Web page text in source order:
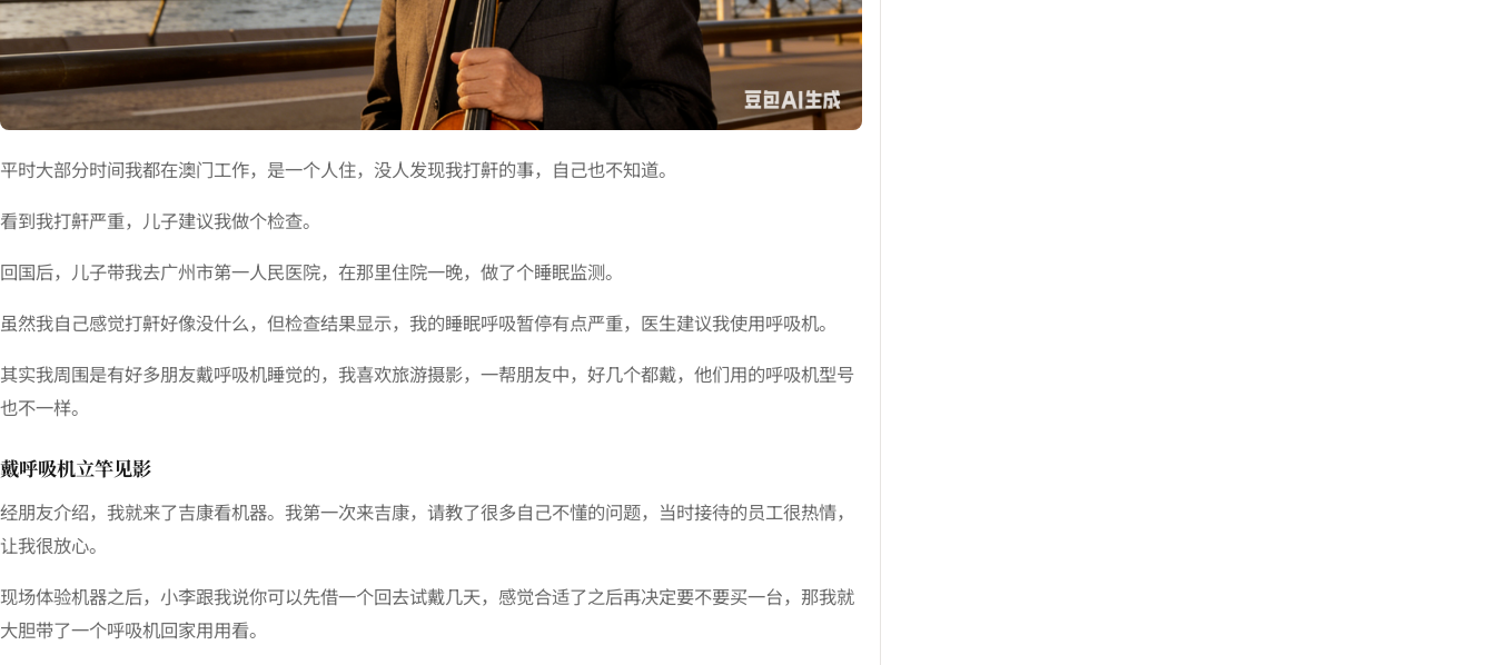
平时大部分时间我都在澳门工作，是一个人住，没人发现我打鼾的事，自己也不知道。
看到我打鼾严重，儿子建议我做个检查。
回国后，儿子带我去广州市第一人民医院，在那里住院一晚，做了个睡眠监测。
虽然我自己感觉打鼾好像没什么，但检查结果显示，我的睡眠呼吸暂停有点严重，医生建议我使用呼吸机。
其实我周围是有好多朋友戴呼吸机睡觉的，我喜欢旅游摄影，一帮朋友中，好几个都戴，他们用的呼吸机型号
也不一样。
戴呼吸机立竿见影
经朋友介绍，我就来了吉康看机器。我第一次来吉康，请教了很多自己不懂的问题，当时接待的员工很热情，
让我很放心。
现场体验机器之后，小李跟我说你可以先借一个回去试戴几天，感觉合适了之后再决定要不要买一台，那我就
大胆带了一个呼吸机回家用用看。